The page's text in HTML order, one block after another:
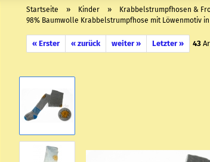
Startseite » Kinder » Krabbelstrumpfhosen &
98% Baumwolle Krabbelstrumpfhose mit Löwenmotiv
« Erster « zurück weiter » Letzter » 43